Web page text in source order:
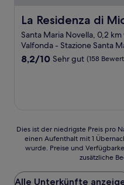
La Residenza di
La Residenza di
Santa Maria Novella, 0,2
Valfonda - Stazione Santa
8.2
8,2/10 Sehr gut (158
Dies
der
Preis
pro
Dies ist der niedrigste Preis pro
einen Aufenthalt mit 1
wurde. Preise und
zusätzliche
Alle Unterkünfte